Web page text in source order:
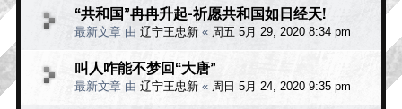
“共和国”冉冉升起-祈愿共和国如日经天!
最新文章 由 辽宁王忠新 « 周五 5月 29, 2020 8:34 pm
叫人咋能不梦回“大唐”
最新文章 由 辽宁王忠新 « 周日 5月 24, 2020 9:35 pm